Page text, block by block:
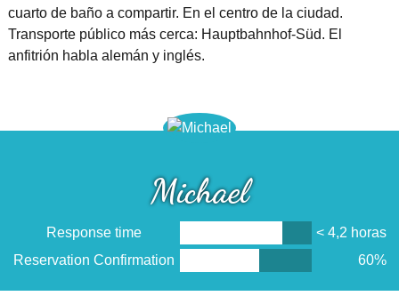
cuarto de baño a compartir. En el centro de la ciudad.
Transporte público más cerca: Hauptbahnhof-Süd. El
anfitrión habla alemán y inglés.
Michael
Response time
< 4,2 horas
Reservation Confirmation
60%